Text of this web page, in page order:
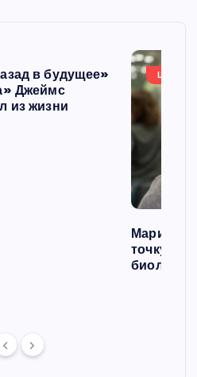
в будущее»
Джеймс
из жизни
Мария
точку в